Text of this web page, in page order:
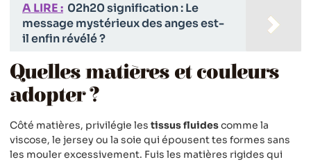
A LIRE : 02h20 signification : Le
message mystérieux des anges est-
il enfin révélé ?
Quelles matières et couleurs
adopter ?
Côté matières, privilégie les tissus fluidescomme la
viscose, le jersey ou la soie qui épousent tes formes sans
les mouler excessivement. Fuis les matières rigides qui